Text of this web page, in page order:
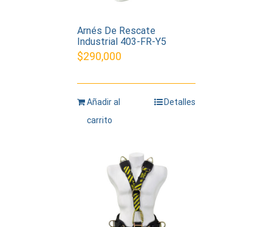
Arnés De Rescate
Industrial 403-FR-Y5
$290,000
Añadir al
carrito
Detalles